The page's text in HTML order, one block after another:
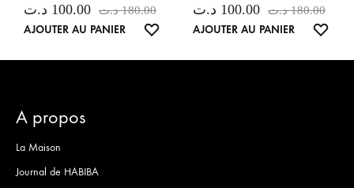
100.00 د.ت 180.00 د.ت
AJOUTER AU PANIER
100.00 د.ت 180.00 د.ت
AJOUTER AU PANIER
A propos
La Maison
Journal de HABIBA